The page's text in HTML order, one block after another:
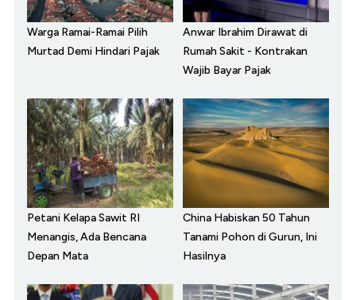
Warga Ramai-Ramai Pilih
Murtad Demi Hindari Pajak
Anwar Ibrahim Dirawat di
Rumah Sakit - Kontrakan
Wajib Bayar Pajak
Petani Kelapa Sawit RI
Menangis, Ada Bencana
Depan Mata
China Habiskan 50 Tahun
Tanami Pohon di Gurun, Ini
Hasilnya